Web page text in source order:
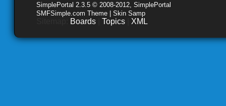
SimplePortal 2.3.5 © 2008-2012, SimplePortal
SMFSimple.com Theme | Skin Samp
Boards Topics XML